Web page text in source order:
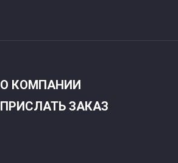
О КОМПАНИИ
ПРИСЛАТЬ ЗАКАЗ